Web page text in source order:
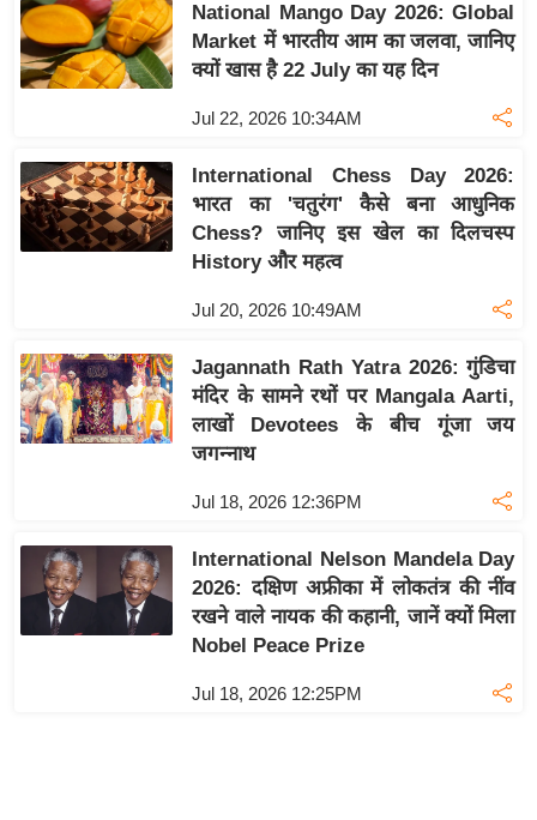
सा
हि
त्य
त
ऑ
टो
ज
ब्री
फ
न
National Mango Day 2026: Global
Market में भारतीय आम का जलवा, जानिए
क्यों खास है 22 July का यह दिन
Jul 22, 2026 10:34AM
International Chess Day 2026:
भारत का 'चतुरंग' कैसे बना आधुनिक
Chess? जानिए इस खेल का दिलचस्प
History और महत्व
Jul 20, 2026 10:49AM
Jagannath Rath Yatra 2026: गुंडिचा
मंदिर के सामने रथों पर Mangala Aarti,
लाखों Devotees के बीच गूंजा जय
जगन्नाथ
Jul 18, 2026 12:36PM
International Nelson Mandela Day
2026: दक्षिण अफ्रीका में लोकतंत्र की नींव
रखने वाले नायक की कहानी, जानें क्यों मिला
Nobel Peace Prize
Jul 18, 2026 12:25PM